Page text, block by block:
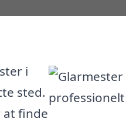
i
sted.
at finde